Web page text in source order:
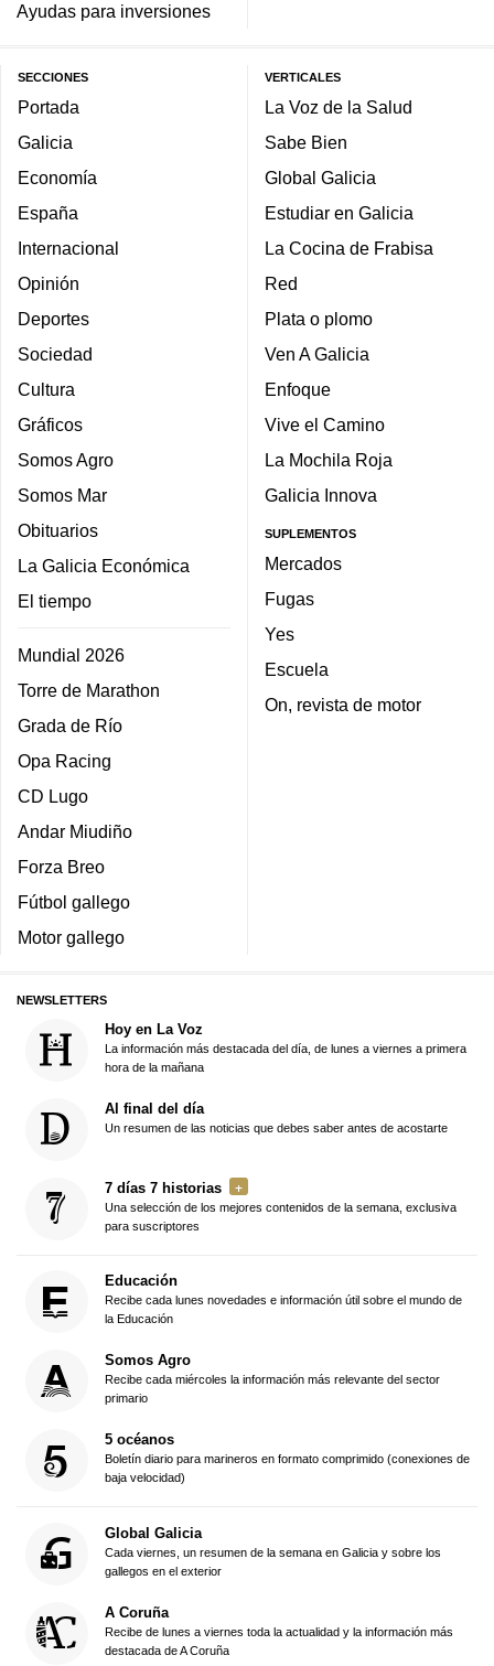
Ayudas para inversiones
SECCIONES
Portada
Galicia
Economía
España
Internacional
Opinión
Deportes
Sociedad
Cultura
Gráficos
Somos Agro
Somos Mar
Obituarios
La Galicia Económica
El tiempo
Mundial 2026
Torre de Marathon
Grada de Río
Opa Racing
CD Lugo
Andar Miudiño
Forza Breo
Fútbol gallego
Motor gallego
VERTICALES
La Voz de la Salud
Sabe Bien
Global Galicia
Estudiar en Galicia
La Cocina de Frabisa
Red
Plata o plomo
Ven A Galicia
Enfoque
Vive el Camino
La Mochila Roja
Galicia Innova
SUPLEMENTOS
Mercados
Fugas
Yes
Escuela
On, revista de motor
NEWSLETTERS
Hoy en La Voz
La información más destacada del día, de lunes a viernes a primera
hora de la mañana
Al final del día
Un resumen de las noticias que debes saber antes de acostarte
7 días 7 historias
Una selección de los mejores contenidos de la semana, exclusiva
para suscriptores
Educación
Recibe cada lunes novedades e información útil sobre el mundo de
la Educación
Somos Agro
Recibe cada miércoles la información más relevante del sector
primario
5 océanos
Boletín diario para marineros en formato comprimido (conexiones de
baja velocidad)
Global Galicia
Cada viernes, un resumen de la semana en Galicia y sobre los
gallegos en el exterior
A Coruña
Recibe de lunes a viernes toda la actualidad y la información más
destacada de A Coruña